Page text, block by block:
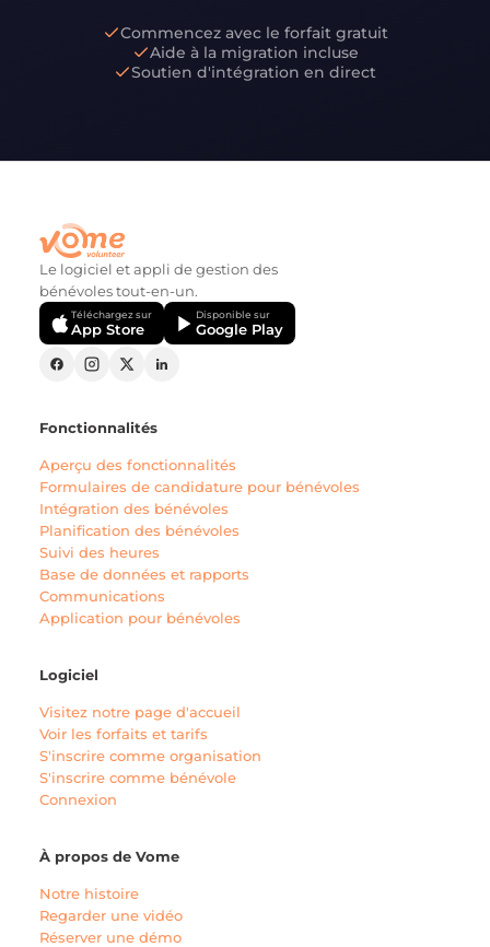
Commencez avec le forfait gratuit
Aide à la migration incluse
Soutien d'intégration en direct
Le logiciel et appli de gestion des
bénévoles tout-en-un.
Téléchargez sur
App Store
Disponible sur
Google Play
Fonctionnalités
Aperçu des fonctionnalités
Formulaires de candidature pour bénévoles
Intégration des bénévoles
Planification des bénévoles
Suivi des heures
Base de données et rapports
Communications
Application pour bénévoles
Logiciel
Visitez notre page d'accueil
Voir les forfaits et tarifs
S'inscrire comme organisation
S'inscrire comme bénévole
Connexion
À propos de Vome
Notre histoire
Regarder une vidéo
Réserver une démo